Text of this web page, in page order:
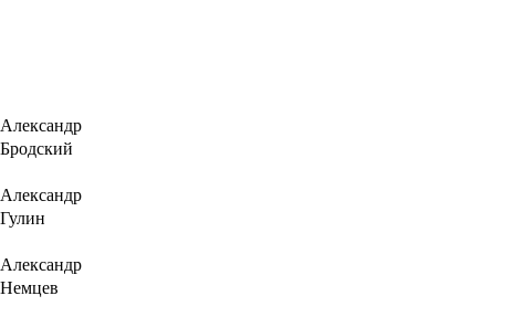
Александр
Бродский
Александр
Гулин
Александр
Немцев